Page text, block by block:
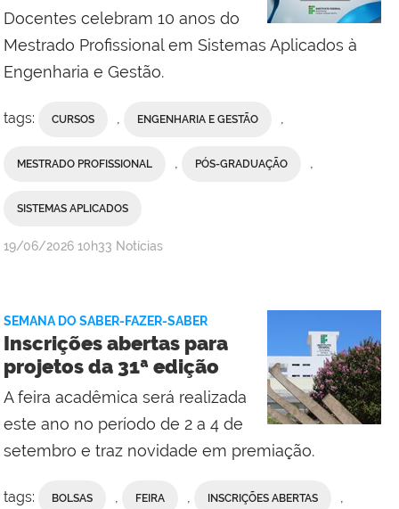
Docentes celebram 10 anos do
Mestrado Profissional em Sistemas Aplicados à
Engenharia e Gestão.
tags: CURSOS , ENGENHARIA E GESTÃO ,
MESTRADO PROFISSIONAL , PÓS-GRADUAÇÃO ,
SISTEMAS APLICADOS
por
do
Campus
Campos
Centro
publicado
19/06/2026 10h33 Notícias
SEMANA DO SABER-FAZER-SABER
Inscrições abertas para
projetos da 31ª edição
A feira acadêmica será realizada
este ano no período de 2 a 4 de
setembro e traz novidade em premiação.
tags: BOLSAS , FEIRA , INSCRIÇÕES ABERTAS ,